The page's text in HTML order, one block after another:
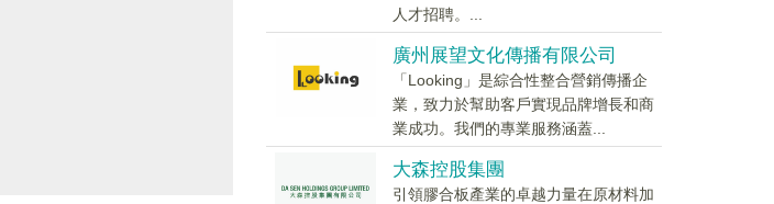
人才招聘。...
廣州展望文化傳播有限公司
「Looking」是綜合性整合營銷傳播企
業，致力於幫助客戶實現品牌增長和商
業成功。我們的專業服務涵蓋...
大森控股集團
引領膠合板產業的卓越力量在原材料加